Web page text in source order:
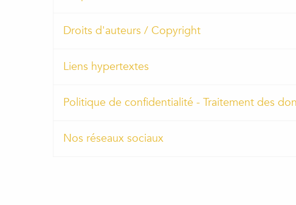
Droits d'auteurs / Copyright
Liens hypertextes
Politique de confidentialité - Traitement des
Nos réseaux sociaux